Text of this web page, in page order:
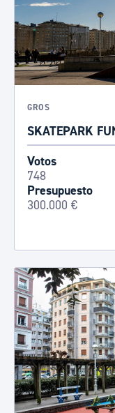
GROS
SKATEPARK
Votos
748
Presupuesto
300.000 €